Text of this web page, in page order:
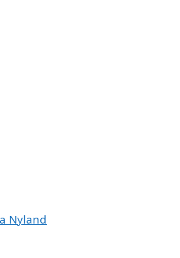
Nyland